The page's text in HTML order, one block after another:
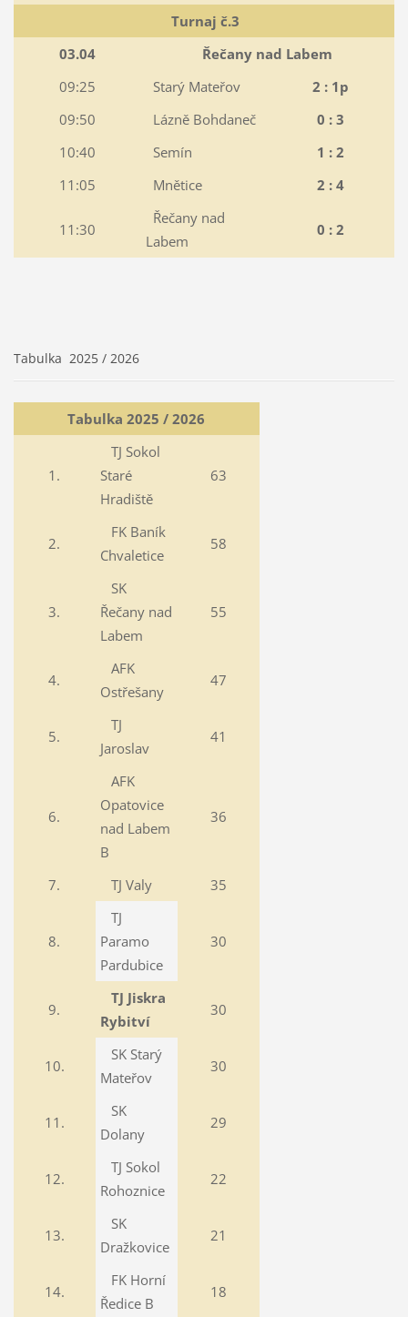
Turnaj č.3
03.04
Řečany nad Labem
09:25
Starý Mateřov
2 : 1p
09:50
Lázně Bohdaneč
0 : 3
10:40
Semín
1 : 2
11:05
Mnětice 2 : 4
11:30
Řečany nad
Labem
0 : 2
Tabulka 2025 / 2026
Tabulka 2025 / 2026
1.
TJ Sokol
Staré
Hradiště
63
2.
FK Baník
Chvaletice
58
3.
SK
Řečany nad
Labem
55
4.
AFK
Ostřešany
47
5.
TJ
Jaroslav
41
6.
AFK
Opatovice
nad Labem
B
36
7. TJ Valy 35
8.
TJ
Paramo
Pardubice
30
9.
TJ Jiskra
Rybitví
30
10.
SK Starý
Mateřov
30
11.
SK
Dolany
29
12.
TJ Sokol
Rohoznice
22
13.
SK
Dražkovice
21
14.
FK Horní
Ředice B
18